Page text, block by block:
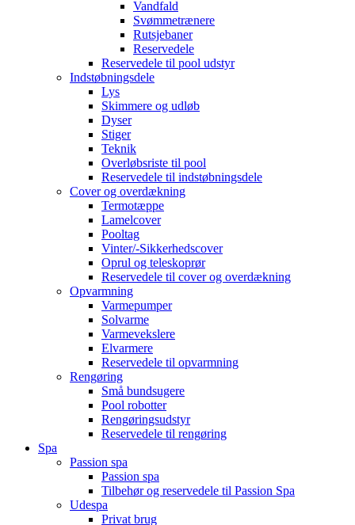
Vandfald
Svømmetrænere
Rutsjebaner
Reservedele
Reservedele til pool udstyr
Indstøbningsdele
Lys
Skimmere og udløb
Dyser
Stiger
Teknik
Overløbsriste til pool
Reservedele til indstøbningsdele
Cover og overdækning
Termotæppe
Lamelcover
Pooltag
Vinter/-Sikkerhedscover
Oprul og teleskoprør
Reservedele til cover og overdækning
Opvarmning
Varmepumper
Solvarme
Varmevekslere
Elvarmere
Reservedele til opvarmning
Rengøring
Små bundsugere
Pool robotter
Rengøringsudstyr
Reservedele til rengøring
Spa
Passion spa
Passion spa
Tilbehør og reservedele til Passion Spa
Udespa
Privat brug